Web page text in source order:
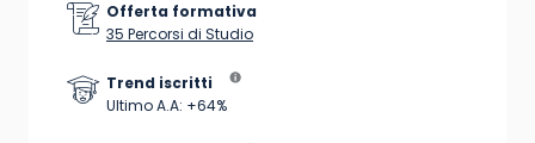
Offerta formativa
35 Percorsi di Studio
Trend iscritti
Ultimo A.A: +64%